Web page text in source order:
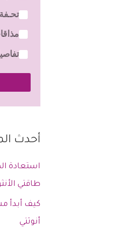
تحـفة
أحدث
استعادة
طاقتي
كيف أبدأ
أنوثتي